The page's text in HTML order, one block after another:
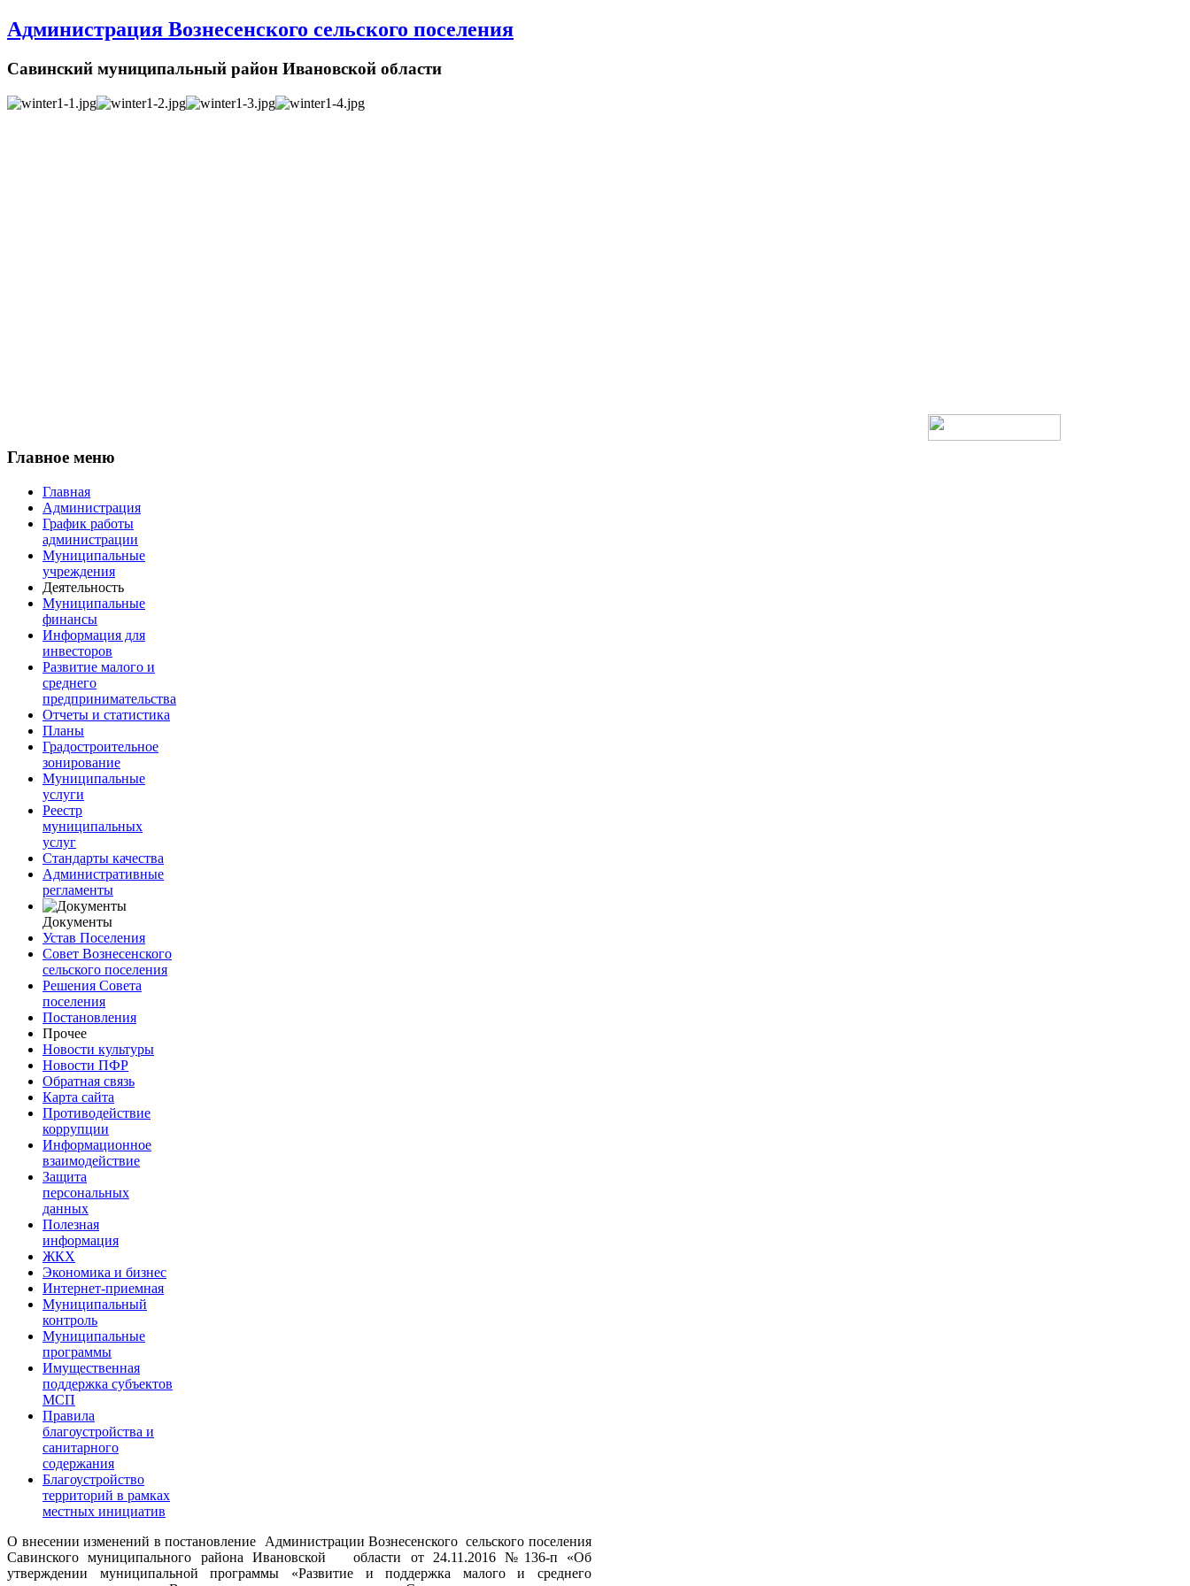
Администрация Вознесенского сельского поселения
Савинский муниципальный район Ивановской области
Главное меню
Главная
Администрация
График работы
администрации
Муниципальные
учреждения
Деятельность
Муниципальные
финансы
Информация для
инвесторов
Развитие малого и
среднего
предпринимательства
Отчеты и статистика
Планы
Градостроительное
зонирование
Муниципальные
услуги
Реестр
муниципальных
услуг
Стандарты качества
Административные
регламенты
Документы
Устав Поселения
Совет Вознесенского
сельского поселения
Решения Совета
поселения
Постановления
Прочее
Новости культуры
Новости ПФР
Обратная связь
Карта сайта
Противодействие
коррупции
Информационное
взаимодействие
Защита
персональных
данных
Полезная
информация
ЖКХ
Экономика и бизнес
Интернет-приемная
Муниципальный
контроль
Муниципальные
программы
Имущественная
поддержка субъектов
МСП
Правила
благоустройства и
санитарного
содержания
Благоустройство
территорий в рамках
местных инициатив
О внесении изменений в постановление Администрации Вознесенского сельского поселения
Савинского муниципального района Ивановской области от 24.11.2016 №136-п «Об
утверждении муниципальной программы «Развитие и поддержка малого и среднего